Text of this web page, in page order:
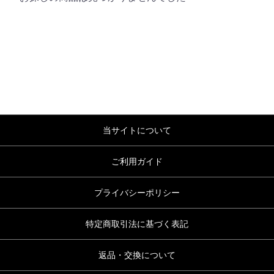
当サイトについて
ご利用ガイド
プライバシーポリシー
特定商取引法に基づく表記
返品・交換について